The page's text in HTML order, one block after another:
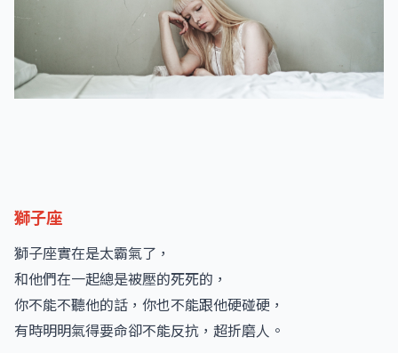
獅子座
獅子座實在是太霸氣了，
和他們在一起總是被壓的死死的，
你不能不聽他的話，你也不能跟他硬碰硬，
有時明明氣得要命卻不能反抗，超折磨人。